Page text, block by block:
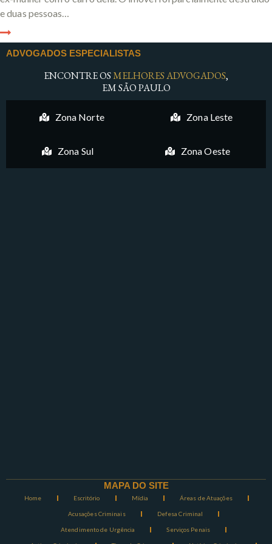
e duas pessoas…
ADVOGADOS ESPECIALISTAS
ENCONTRE OSMELHORES ADVOGADOS,
EM SÃO PAULO
Zona Norte Zona Leste
Zona Sul Zona Oeste
MAPA DO SITE
Home Escritório Mídia Áreas de Atuações
Acusações Criminais Defesa Criminal
Atendimento de Urgência Serviços Penais